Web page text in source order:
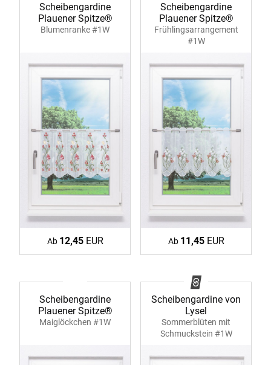
Scheibengardine
Plauener Spitze®
Blumenranke #1W
Ab 12,45EUR
Scheibengardine
Plauener Spitze®
Frühlingsarrangement
#1W
Ab 11,45EUR
Scheibengardine
Plauener Spitze®
Maiglöckchen #1W
Scheibengardine von
Lysel
Sommerblüten mit
Schmuckstein #1W